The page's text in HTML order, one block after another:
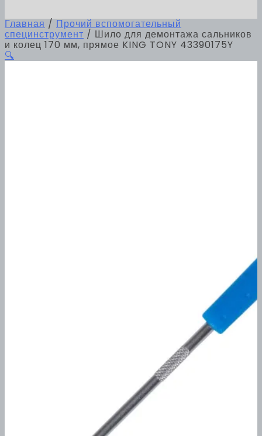
Главная / Прочий вспомогательный
специнструмент / Шило для демонтажа сальников
и колец 170 мм, прямое KING TONY 43390175Y
🔍